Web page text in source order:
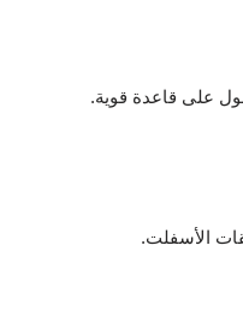
على قاعدة قوية.